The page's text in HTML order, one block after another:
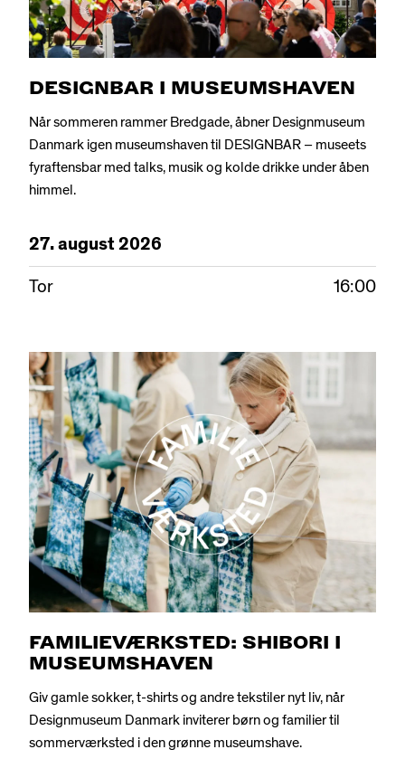
DESIGNBAR I MUSEUMSHAVEN
Når sommeren rammer Bredgade, åbner Designmuseum
Danmark igen museumshaven til DESIGNBAR – museets
fyraftensbar med talks, musik og kolde drikke under åben
himmel.
27.august2026
Tor 16:00
FAMILIEVÆRKSTED: SHIBORI I
MUSEUMSHAVEN
Giv gamle sokker, t-shirts og andre tekstiler nyt liv, når
Designmuseum Danmark inviterer børn og familier til
sommerværksted i den grønne museumshave.